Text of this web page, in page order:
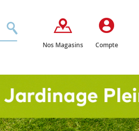
RechercherNos Magasins Compte